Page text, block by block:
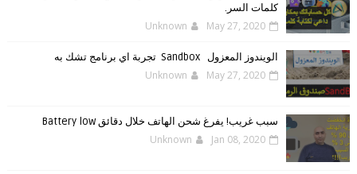
كلمات السر.
Unknown May 27, 2020
الويندوز ‏المعزول ‏Sandbox ‎ ‎ ‏ ‏تجربة ‏اي ‏برنامج ‏تشك ‏به
Unknown May 27, 2020
سبب غريب! يفرغ شحن الهاتف خلال دقائق Battery low
Unknown Jan 08, 2020